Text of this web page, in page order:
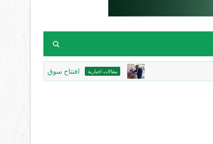
مقالات اخبارية افتتاح سوق الباذنجان البتيري